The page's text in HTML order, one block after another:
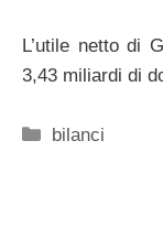
L’utile netto di
3,43 miliardi di
Categorie
bilanci